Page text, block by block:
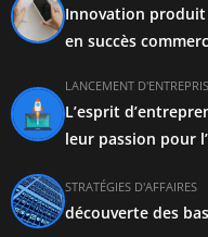
Innovation
en succès
LANCEMENT
L’esprit
leur passion pour
STRATÉGIES D'AFFAIRES
découverte des